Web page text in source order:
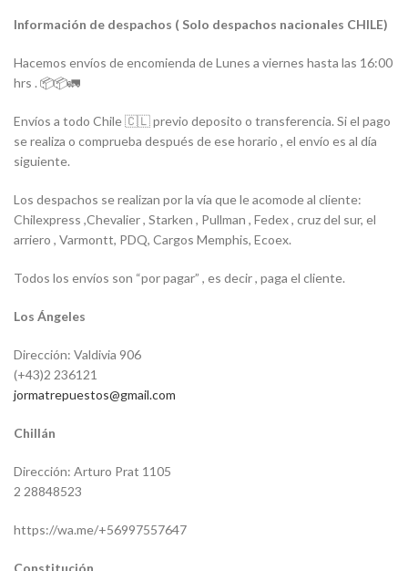
Información de despachos ( Solo despachos nacionales CHILE)
Hacemos envíos de encomienda de Lunes a viernes hasta las 16:00
hrs . 📦📦🚛
Envíos a todo Chile 🇨🇱 previo deposito o transferencia. Si el pago
se realiza o comprueba después de ese horario , el envío es al día
siguiente.
Los despachos se realizan por la vía que le acomode al cliente:
Chilexpress ,Chevalier , Starken , Pullman , Fedex , cruz del sur, el
arriero , Varmontt, PDQ, Cargos Memphis, Ecoex.
Todos los envíos son “por pagar” , es decir , paga el cliente.
Los Ángeles
Dirección: Valdivia 906
(+43)2 236121
jormatrepuestos@gmail.com
Chillán
Dirección: Arturo Prat 1105
2 28848523
https://wa.me/+56997557647